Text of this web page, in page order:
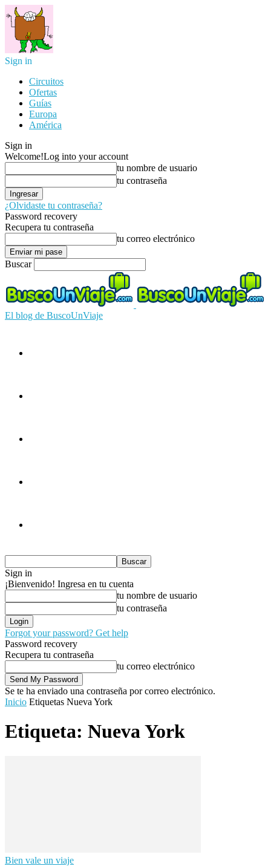
Sign in
Circuitos
Ofertas
Guías
Europa
América
Sign in
Welcome!Log into your account
tu nombre de usuario
tu contraseña
¿Olvidaste tu contraseña?
Password recovery
Recupera tu contraseña
tu correo electrónico
Buscar
El blog de BuscoUnViaje
Sign in
¡Bienvenido! Ingresa en tu cuenta
tu nombre de usuario
tu contraseña
Forgot your password? Get help
Password recovery
Recupera tu contraseña
tu correo electrónico
Se te ha enviado una contraseña por correo electrónico.
Inicio Etiquetas Nueva York
Etiqueta: Nueva York
Bien vale un viaje